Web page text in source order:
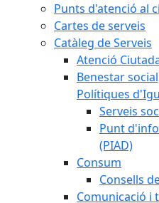
Punts d'atenció al
Cartes de serveis
Catàleg de Serveis
Atenció
Benestar
Polítiques
Serveis
Punt
(PIAD)
Consum
Consells
Comunicació i